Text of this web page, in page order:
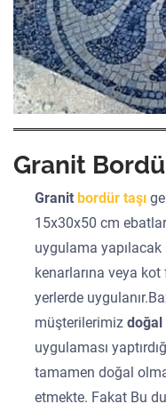
Granit
Granitbordür taşı
15x30x50 cm
uygulama yapılacak
kenarlarına veya kot
yerlerde
müşterilerimizdoğal
uygulaması
tamamen doğal
etmekte. Fakat Bu